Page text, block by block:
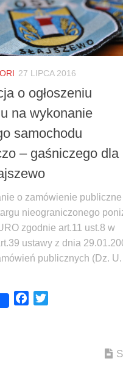
27 LIPCA 2016
o ogłoszeniu
na wykonanie
samochodu
– gaśniczego dla
o zamówienie
nieograniczonego
zgodnie art.11 ust.8 w
ustawy z dnia
publicznych (Dz. U.
Facebook